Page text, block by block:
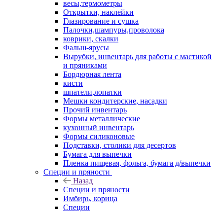
весы,термометры
Открытки, наклейки
Глазирование и сушка
Палочки,шампуры,проволока
коврики, скалки
Фальш-ярусы
Вырубки, инвентарь для работы с мастикой
и пряниками
Бордюрная лента
кисти
шпатели,лопатки
Мешки кондитерские, насадки
Прочий инвентарь
Формы металлические
кухонный инвентарь
Формы силиконовые
Подставки, столики для десертов
Бумага для выпечки
Пленка пищевая, фольга, бумага д/выпечки
Специи и пряности
Назад
Специи и пряности
Имбирь, корица
Специи